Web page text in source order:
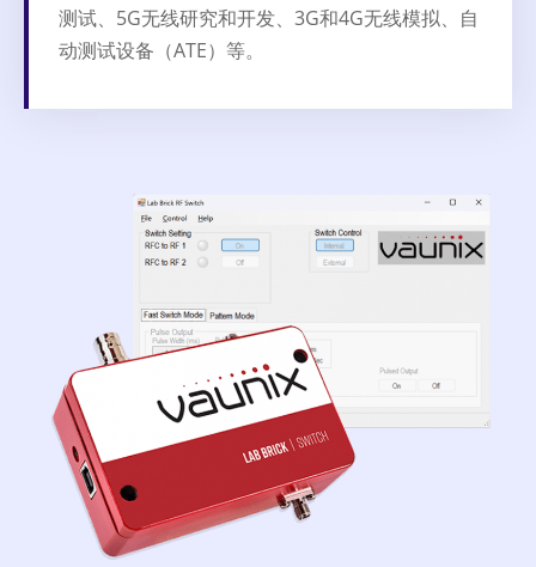
测试、5G无线研究和开发、3G和4G无线模拟、自
动测试设备（ATE）等。